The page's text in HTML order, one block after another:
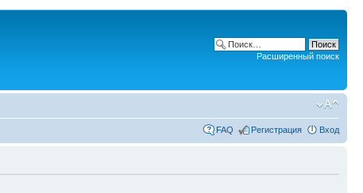
Расширенный поиск
FAQ Регистрация Вход